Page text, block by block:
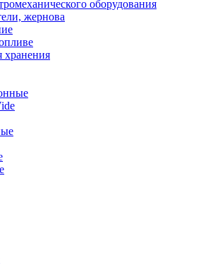
оборудования
жернова